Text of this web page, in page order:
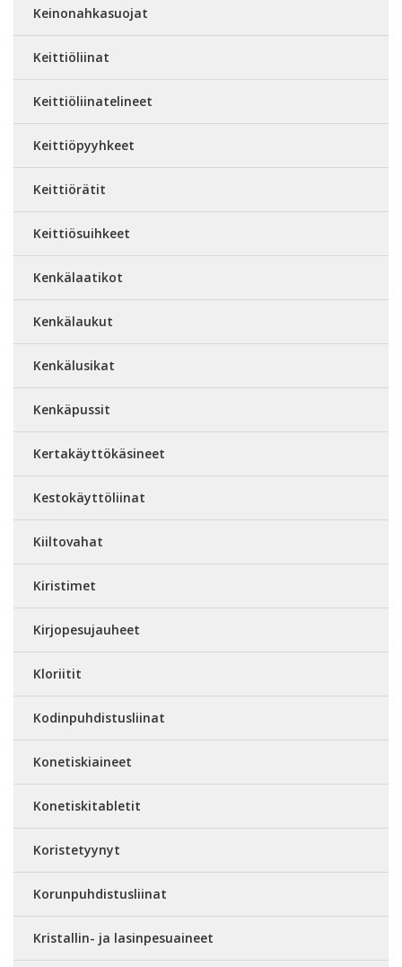
Keinonahkasuojat
Keittiöliinat
Keittiöliinatelineet
Keittiöpyyhkeet
Keittiörätit
Keittiösuihkeet
Kenkälaatikot
Kenkälaukut
Kenkälusikat
Kenkäpussit
Kertakäyttökäsineet
Kestokäyttöliinat
Kiiltovahat
Kiristimet
Kirjopesujauheet
Kloriitit
Kodinpuhdistusliinat
Konetiskiaineet
Konetiskitabletit
Koristetyynyt
Korunpuhdistusliinat
Kristallin- ja lasinpesuaineet